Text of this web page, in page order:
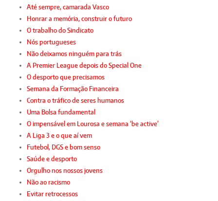
Até sempre, camarada Vasco
Honrar a memória, construir o futuro
O trabalho do Sindicato
Nós portugueses
Não deixamos ninguém para trás
A Premier League depois do Special One
O desporto que precisamos
Semana da Formação Financeira
Contra o tráfico de seres humanos
Uma Bolsa fundamental
O impensável em Lourosa e semana ‘be active’
A Liga 3 e o que aí vem
Futebol, DGS e bom senso
Saúde e desporto
Orgulho nos nossos jovens
Não ao racismo
Evitar retrocessos